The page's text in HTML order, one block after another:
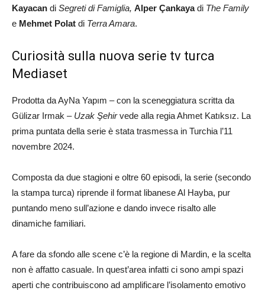
Kayacan di Segreti di Famiglia, Alper Çankayadi The Family
e Mehmet Polat di Terra Amara.
Curiosità sulla nuova serie tv turca
Mediaset
Prodotta da AyNa Yapım – con la sceneggiatura scritta da
Gülizar Irmak – Uzak Şehirvede alla regia Ahmet Katıksız. La
prima puntata della serie è stata trasmessa in Turchia l’11
novembre 2024.
Composta da due stagioni e oltre 60 episodi, la serie (secondo
la stampa turca) riprende il format libanese Al Hayba, pur
puntando meno sull’azione e dando invece risalto alle
dinamiche familiari.
A fare da sfondo alle scene c’è la regione di Mardin, e la scelta
non è affatto casuale. In quest’area infatti ci sono ampi spazi
aperti che contribuiscono ad amplificare l’isolamento emotivo